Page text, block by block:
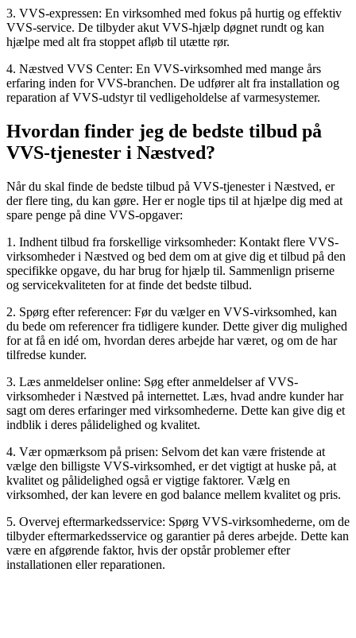
3. VVS-expressen: En virksomhed med fokus på hurtig og effektiv
VVS-service. De tilbyder akut VVS-hjælp døgnet rundt og kan
hjælpe med alt fra stoppet afløb til utætte rør.
4. Næstved VVS Center: En VVS-virksomhed med mange års
erfaring inden for VVS-branchen. De udfører alt fra installation og
reparation af VVS-udstyr til vedligeholdelse af varmesystemer.
Hvordan finder jeg de bedste tilbud på
VVS-tjenester i Næstved?
Når du skal finde de bedste tilbud på VVS-tjenester i Næstved, er
der flere ting, du kan gøre. Her er nogle tips til at hjælpe dig med at
spare penge på dine VVS-opgaver:
1. Indhent tilbud fra forskellige virksomheder: Kontakt flere VVS-
virksomheder i Næstved og bed dem om at give dig et tilbud på den
specifikke opgave, du har brug for hjælp til. Sammenlign priserne
og servicekvaliteten for at finde det bedste tilbud.
2. Spørg efter referencer: Før du vælger en VVS-virksomhed, kan
du bede om referencer fra tidligere kunder. Dette giver dig mulighed
for at få en idé om, hvordan deres arbejde har været, og om de har
tilfredse kunder.
3. Læs anmeldelser online: Søg efter anmeldelser af VVS-
virksomheder i Næstved på internettet. Læs, hvad andre kunder har
sagt om deres erfaringer med virksomhederne. Dette kan give dig et
indblik i deres pålidelighed og kvalitet.
4. Vær opmærksom på prisen: Selvom det kan være fristende at
vælge den billigste VVS-virksomhed, er det vigtigt at huske på, at
kvalitet og pålidelighed også er vigtige faktorer. Vælg en
virksomhed, der kan levere en god balance mellem kvalitet og pris.
5. Overvej eftermarkedsservice: Spørg VVS-virksomhederne, om de
tilbyder eftermarkedsservice og garantier på deres arbejde. Dette kan
være en afgørende faktor, hvis der opstår problemer efter
installationen eller reparationen.